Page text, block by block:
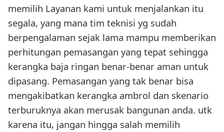
memilih Layanan kami untuk menjalankan itu
segala, yang mana tim teknisi yg sudah
berpengalaman sejak lama mampu memberikan
perhitungan pemasangan yang tepat sehingga
kerangka baja ringan benar-benar aman untuk
dipasang. Pemasangan yang tak benar bisa
mengakibatkan kerangka ambrol dan skenario
terburuknya akan merusak bangunan anda. utk
karena itu, jangan hingga salah memilih